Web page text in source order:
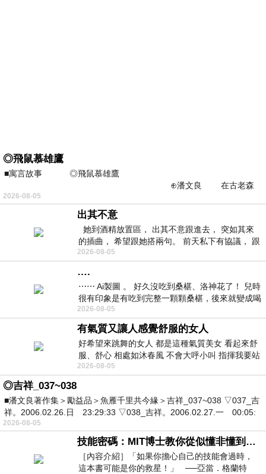
◎飛鼠慕雄鷹
■寓言故事 ◎飛鼠慕雄鷹
⊕潘文良 在古老森
林的底層，住著一隻小飛鼠
2026-08-05
出其不意
她到酒精放置區， 出其不意跟進去， 突如其來
的插曲， 希望跟她搭兩句。 前天私下有協議， 跟
著阿弟丟拉基
2026-08-05
….
⋯⋯ Ai製圖 。 好久沒吃到桑椹、洛神花了！ 兒時
很有印象是有吃到完整一顆顆桑椹，後來就變成喝
桑椹汁。 現在是連喝都沒喝
2026-08-05
有氣質又讓人感覺舒服的女人
好希望來跳舞的女人 都是這種氣質美女 看起來舒
服、舒心 相處如沐春風 不會大呼小叫 指揮我要站
哪個位子 妳老幾？？
2026-08-05
◎吉祥_037~038
■潘文良著作集＞勵益品＞魚雁千里共今緣＞吉祥_037~038 ▽037_吉
祥。2006.02.26.日 23:29:33 ▽038_吉祥。2006.02.27.一 00:05:
2026-08-05
技能密碼：MIT博士教你從似懂非懂到穩定輸出，把專業變事業的職能升級攻略 /麥特．比恩(容錯)
［內容介紹］「如果你擔心自己的技能會過時，
這本書可能是你的救星！」 ──亞當．格蘭特